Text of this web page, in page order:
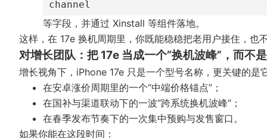
channel
等字段，并通过 Xinstall 等组件落地。
这样，在 17e 换机周期里，你既能稳稳把老用户接住，也
对增长团队：把 17e 当成一个“换机波峰”，而不
增长视角下，iPhone 17e 只是一个型号名称，更关键的是
在安卓涨价周期里的一个“中端价格锚点”；
在国补与渠道联动下的一波“跨系统换机波峰”；
在春季发布节奏下的一次集中预购与发售窗口。
如果你能在这段时间：